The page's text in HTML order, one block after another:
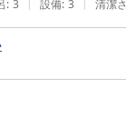
: 3 | 設備: 3 | 清潔さ